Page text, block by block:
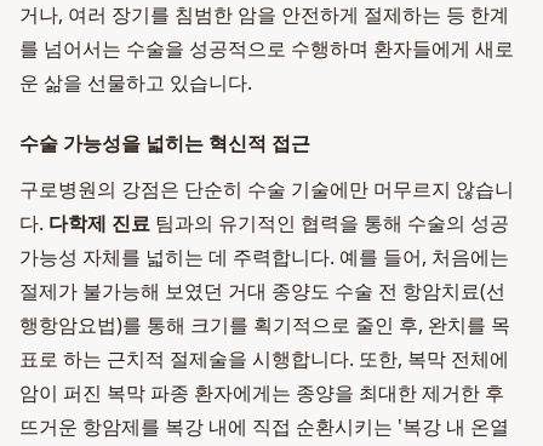
거나, 여러 장기를 침범한 암을 안전하게 절제하는 등 한계
를 넘어서는 수술을 성공적으로 수행하며 환자들에게 새로
운 삶을 선물하고 있습니다.
수술 가능성을 넓히는 혁신적 접근
구로병원의 강점은 단순히 수술 기술에만 머무르지 않습니
다. 다학제 진료 팀과의 유기적인 협력을 통해 수술의 성공
가능성 자체를 넓히는 데 주력합니다. 예를 들어, 처음에는
절제가 불가능해 보였던 거대 종양도 수술 전 항암치료(선
행항암요법)를 통해 크기를 획기적으로 줄인 후, 완치를 목
표로 하는 근치적 절제술을 시행합니다. 또한, 복막 전체에
암이 퍼진 복막 파종 환자에게는 종양을 최대한 제거한 후
뜨거운 항암제를 복강 내에 직접 순환시키는 '복강 내 온열